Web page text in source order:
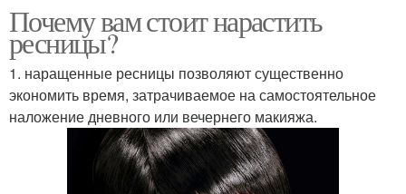
Почему вам стоит нарастить
ресницы?
1. наращенные ресницы позволяют существенно
экономить время, затрачиваемое на самостоятельное
наложение дневного или вечернего макияжа.